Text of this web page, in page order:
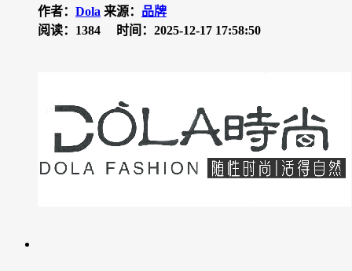
作者： Dola 来源： 品牌
阅读：1384
时间：2025-12-17 17:58:50